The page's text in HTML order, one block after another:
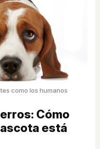
como los humanos
Cómo
está